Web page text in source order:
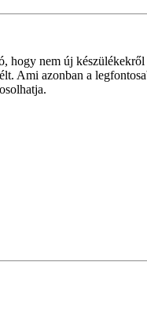
hogy nem új
Ami azonban a